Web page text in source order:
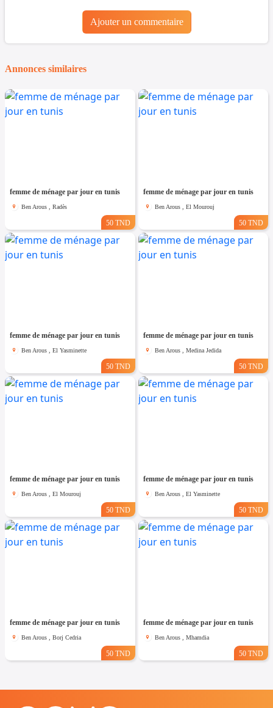
Ajouter un commentaire
Annonces similaires
femme de ménage par jour en tunis
Ben Arous , Radès
50 TND
femme de ménage par jour en tunis
Ben Arous , El Mourouj
50 TND
femme de ménage par jour en tunis
Ben Arous , El Yasminette
50 TND
femme de ménage par jour en tunis
Ben Arous , Medina Jedida
50 TND
femme de ménage par jour en tunis
Ben Arous , El Mourouj
50 TND
femme de ménage par jour en tunis
Ben Arous , El Yasminette
50 TND
femme de ménage par jour en tunis
Ben Arous , Borj Cedria
50 TND
femme de ménage par jour en tunis
Ben Arous , Mhamdia
50 TND